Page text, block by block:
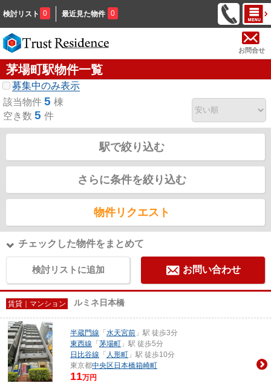
検討リスト 0 最近見た物件 0
お問合せ
茅場町駅物件一覧
募集中のみ表示
該当物件 5 棟
空き数 5 件
駅で絞り込む
さらに条件を絞り込む
物件リクエスト
チェックした物件をまとめて
検討リストに追加 お問い合わせ
賃貸｜マンション ルミネ日本橋
半蔵門線 「 水天宮前 」駅 徒歩3分
東西線 「 茅場町 」駅 徒歩5分
日比谷線 「 人形町 」駅 徒歩10分
東京都中央区 日本橋箱崎町
11万円